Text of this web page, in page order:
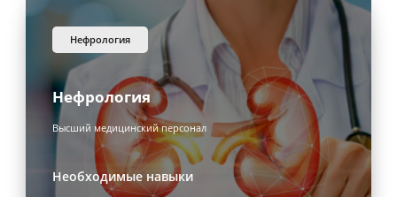
нефрология
Нефрология
Высший медицинский персонал
Необходимые навыки